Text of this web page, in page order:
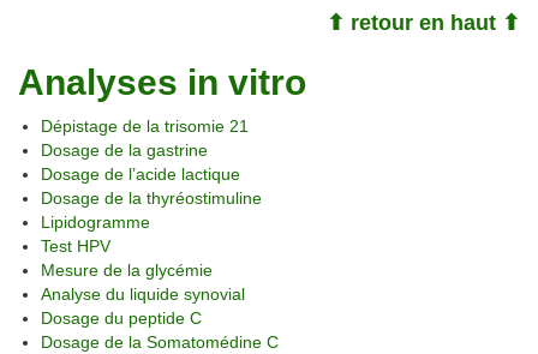
⬆ retour en haut ⬆
Analyses in vitro
Dépistage de la trisomie 21
Dosage de la gastrine
Dosage de l’acide lactique
Dosage de la thyréostimuline
Lipidogramme
Test HPV
Mesure de la glycémie
Analyse du liquide synovial
Dosage du peptide C
Dosage de la Somatomédine C